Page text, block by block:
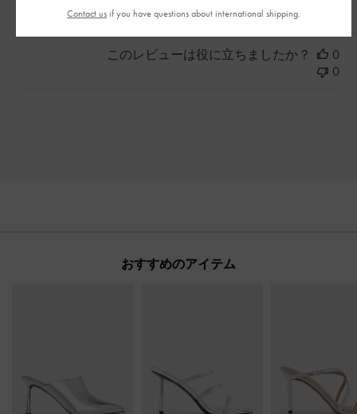
このレビューは役に立ちましたか？
0
0
おすすめのアイテム
Contact usif you have questions about international shipping.